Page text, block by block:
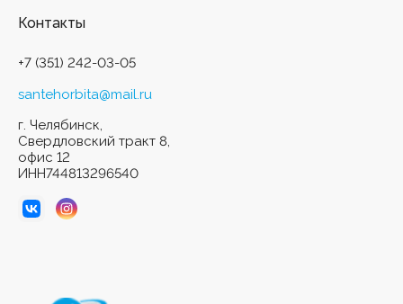
Контакты
+7 (351) 242-03-05
santehorbita@mail.ru
г. Челябинск,
Свердловский тракт 8,
офис 12
ИНН744813296540